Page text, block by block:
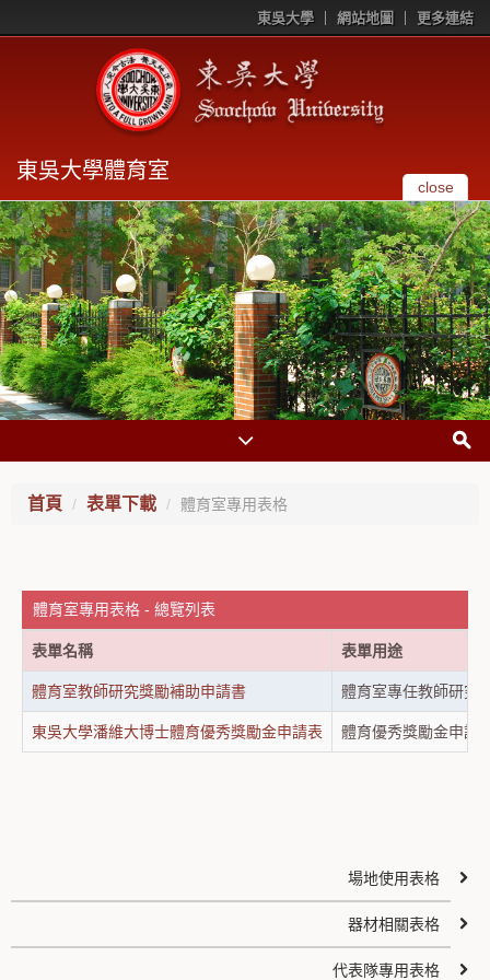
東吳大學 網站地圖 更多連結
東吳大學體育室
close
首頁 表單下載 體育室專用表格
體育室專用表格 - 總覽列表
表單名稱 表單用途
體育室教師研究獎勵補助申請書 體育室專任教師研究
東吳大學潘維大博士體育優秀獎勵金申請表 體育優秀獎勵金申請
場地使用表格
器材相關表格
代表隊專用表格